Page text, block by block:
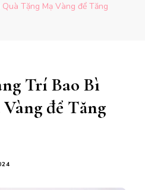
Tặng Mạ Vàng để Tăng
Trí Bao Bì
để Tăng